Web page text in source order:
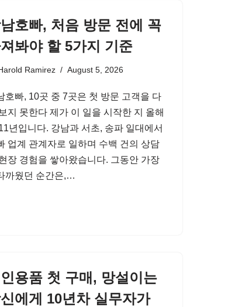
호빠, 처음 방문 전에 꼭
봐야 할 5가지 기준
Ramirez August 5, 2026
호빠, 10곳 중 7곳은 첫 방문 고객을 다
지 못한다 제가 이 일을 시작한 지 올해
년입니다. 강남과 서초, 송파 일대에서
업계 관계자로 일하며 수백 건의 상담
장 경험을 쌓아왔습니다. 그동안 가장
까웠던 순간은,…
용품 첫 구매, 망설이는
에게 10년차 실무자가